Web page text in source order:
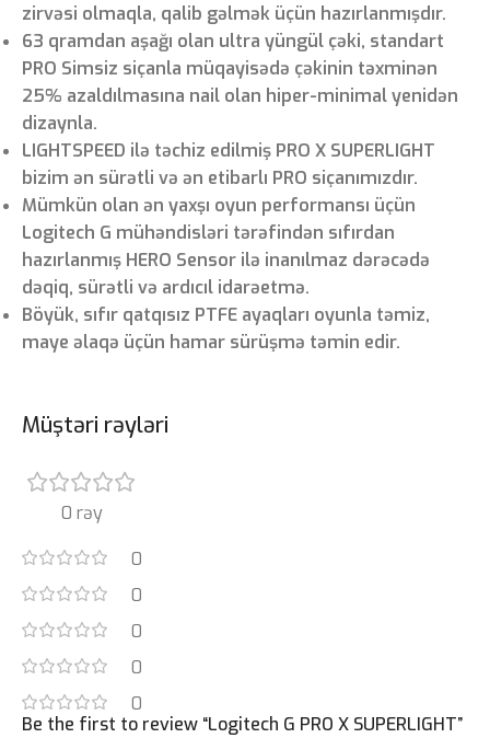
zirvəsi olmaqla, qalib gəlmək üçün hazırlanmışdır.
63 qramdan aşağı olan ultra yüngül çəki, standart
PRO Simsiz siçanla müqayisədə çəkinin təxminən
25% azaldılmasına nail olan hiper-minimal yenidən
dizaynla.
LIGHTSPEED ilə təchiz edilmiş PRO X SUPERLIGHT
bizim ən sürətli və ən etibarlı PRO siçanımızdır.
Mümkün olan ən yaxşı oyun performansı üçün
Logitech G mühəndisləri tərəfindən sıfırdan
hazırlanmış HERO Sensor ilə inanılmaz dərəcədə
dəqiq, sürətli və ardıcıl idarəetmə.
Böyük, sıfır qatqısız PTFE ayaqları oyunla təmiz,
maye əlaqə üçün hamar sürüşmə təmin edir.
Müştəri rəyləri
0 rəy
0
0
0
0
0
Be the first to review “Logitech G PRO X SUPERLIGHT”